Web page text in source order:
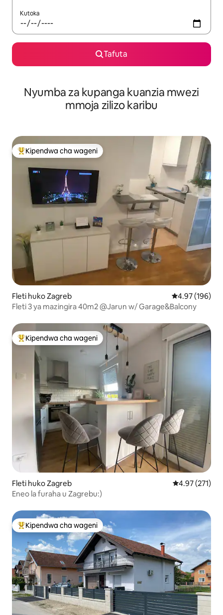
Kutoka
Tafuta
Nyumba za kupanga kuanzia mwezi
mmoja zilizo karibu
Kipendwa maarufu cha wageni
Kipendwa cha wageni
Fleti huko Zagreb Ukadiriaji wa
4.97 (196)
Fleti 3 ya mazingira 40m2 @Jarun w/ Garage&Balcony
Kipendwa maarufu cha wageni
Kipendwa cha wageni
Fleti huko Zagreb Ukadiriaji wa
4.97 (271)
Eneo la furaha u Zagrebu:)
Kipendwa maarufu cha wageni
Kipendwa cha wageni